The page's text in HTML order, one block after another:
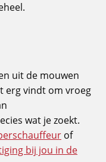
uit de mouwen
erg vindt om vroeg
wat je zoekt.
of
bij jou in de